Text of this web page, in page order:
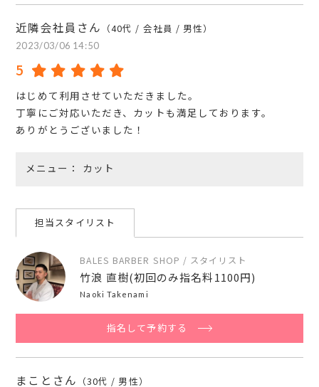
近隣会社員さん （40代 / 会社員 / 男性）
2023/03/06 14:50
5
はじめて利用させていただきました。
丁寧にご対応いただき、カットも満足しております。
ありがとうございました！
メニュー カット
担当スタイリスト
BALES BARBER SHOP / スタイリスト
竹浪 直樹(初回のみ指名料1100円)
Naoki Takenami
指名して予約する
まことさん （30代 / 男性）